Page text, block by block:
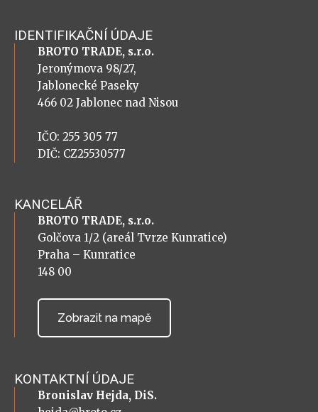
IDENTIFIKAČNÍ ÚDAJE
BROTO TRADE, s.r.o.
Jeronýmova 98/27,
Jablonecké Paseky
466 02 Jablonec nad Nisou
IČO: 255 305 77
DIČ: CZ25530577
KANCELÁŘ
BROTO TRADE, s.r.o.
Golčova 1/2 (areál Tvrze Kunratice)
Praha – Kunratice
148 00
Zobrazit na mapě
KONTAKTNÍ ÚDAJE
Bronislav Hejda, DiS.